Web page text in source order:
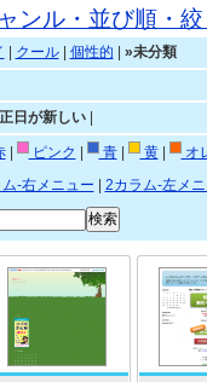
ンル・並び順・
クール| 個性的
»未分類
日が新しい|
| ピンク 青| 黄|
オ
-右メニュー
2カラム-左メ